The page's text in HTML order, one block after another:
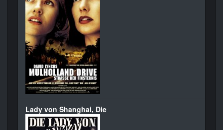
Lady von Shanghai, Die